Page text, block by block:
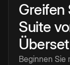
Greifen
Suite
Beginnen Sie